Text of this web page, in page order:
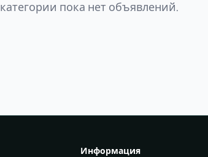
пока нет объявлений.
Информация